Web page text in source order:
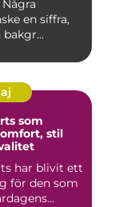
en siffra,
som
stil
har blivit ett
för den som